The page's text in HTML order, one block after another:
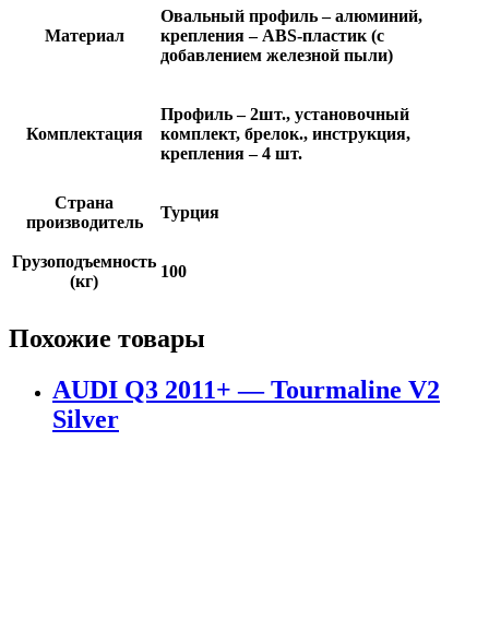
Материал
Овальный профиль – алюминий,
крепления – ABS-пластик (с
добавлением железной пыли)
Комплектация
Профиль – 2шт., установочный
комплект, брелок., инструкция,
крепления – 4 шт.
Страна
производитель
Турция
Грузоподъемность
(кг)
100
Похожие товары
AUDI Q3 2011+ — Tourmaline V2
Silver